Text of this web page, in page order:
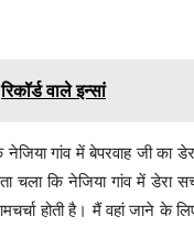
रिकॉर्ड वाले इन्सां
गांव में बेपरवाह जी का
चला कि नेजिया गांव में डेरा
होती है। मैं वहां जाने के